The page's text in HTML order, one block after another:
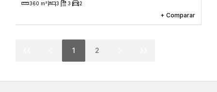
360 m² 3 3 2
+ Comparar
1 2